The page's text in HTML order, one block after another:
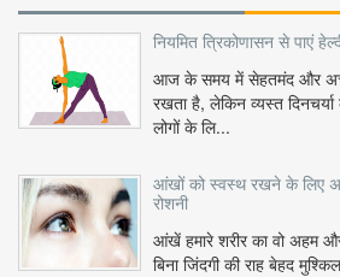
नियमित त्रिकोणासन से पाएं
आज के समय में सेहतमंद और
रखता है, लेकिन व्यस्त
लोगों के लि...
आंखों को स्वस्थ रखने के लिए
रोशनी
आंखें हमारे शरीर का वो अहम
बिना जिंदगी की राह बेहद